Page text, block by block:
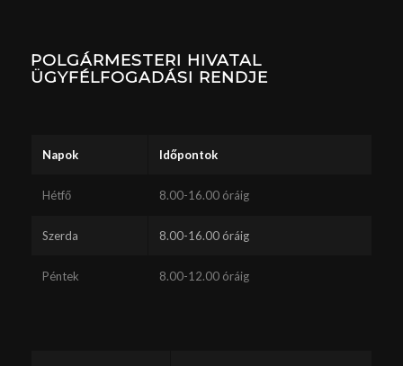
POLGÁRMESTERI HIVATAL
ÜGYFÉLFOGADÁSI RENDJE
Napok Időpontok
Hétfő 8.00-16.00 óráig
Szerda 8.00-16.00 óráig
Péntek 8.00-12.00 óráig